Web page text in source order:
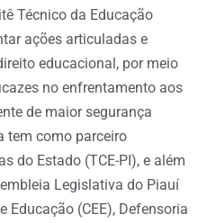
Técnico da Educação
ações articuladas e
educacional, por meio
no enfrentamento aos
de maior segurança
tem como parceiro
do Estado (TCE-PI), e além
Legislativa do Piauí
Educação (CEE), Defensoria